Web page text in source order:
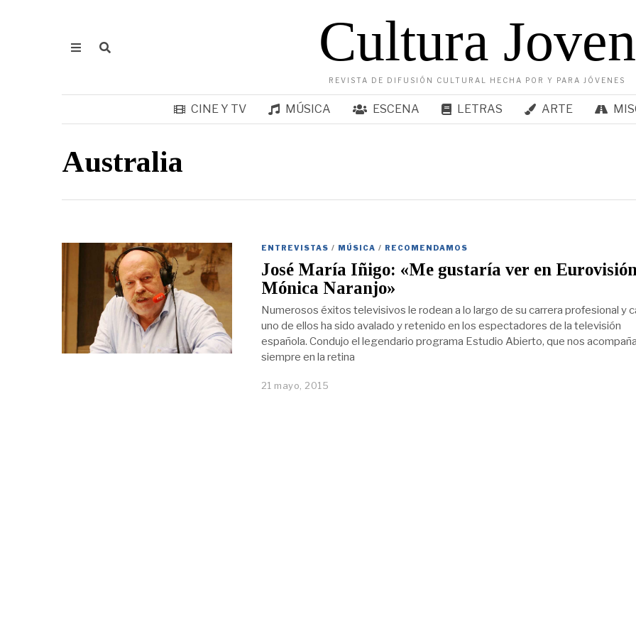
Cultura Joven
REVISTA DE DIFUSIÓN CULTURAL HECHA POR Y PARA JÓVENES
CINE Y TV MÚSICA ESCENA LETRAS ARTE
Australia
ENTREVISTAS / MÚSICA / RECOMENDAMOS
José María Iñigo: «Me gustaría ver en
Mónica Naranjo»
Numerosos éxitos televisivos le rodean a lo largo de su carrera profesional y
uno de ellos ha sido avalado y retenido en los espectadores de la televisión
española. Condujo el legendario programa Estudio Abierto, que nos
siempre en la retina
21 mayo, 2015